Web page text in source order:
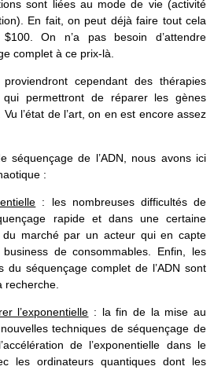
sont liées au mode de vie (activité
En fait, on peut déjà faire tout cela
On n’a pas besoin d’attendre
complet à ce prix-là.
cependant des thérapies
qui permettront de réparer les gènes
l’état de l’art, on en est encore assez
séquençage de l’ADN, nous avons ici
:
: les nombreuses difficultés de
rapide et dans une certaine
du marché par un acteur qui en capte
de consommables. Enfin, les
du séquençage complet de l’ADN sont
recherche.
l’exponentielle : la fin de la mise au
techniques de séquençage de
de l’exponentielle dans le
les ordinateurs quantiques dont les